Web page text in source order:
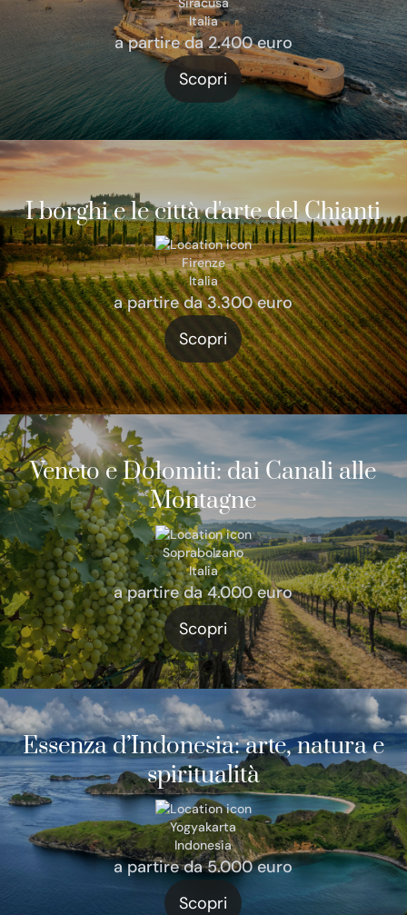
Italia
a partire da 2.400 euro
Scopri
I borghi e le città d'arte del Chianti
Firenze
Italia
a partire da 3.300 euro
Scopri
Veneto e Dolomiti: dai Canali alle
Montagne
Soprabolzano
Italia
a partire da 4.000 euro
Scopri
Essenza d’Indonesia: arte, natura e
spiritualità
Yogyakarta
Indonesia
a partire da 5.000 euro
Scopri